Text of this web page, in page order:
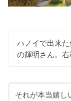
ハノイで出来
の輝明さん。右
それが本当嬉し